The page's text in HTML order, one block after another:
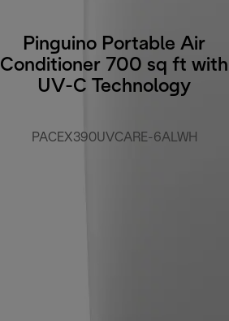
Pinguino Portable Air
Conditioner 700 sq ft with
UV-C Technology
PACEX390UVCARE-6ALWH